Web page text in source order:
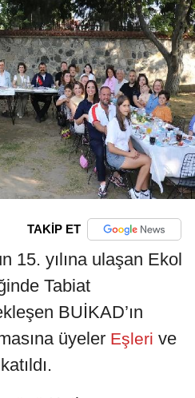
TAKİP ET
15. yılına ulaşan Ekol
Tabiat
BUİKAD’ın
üyeler Eşleri ve